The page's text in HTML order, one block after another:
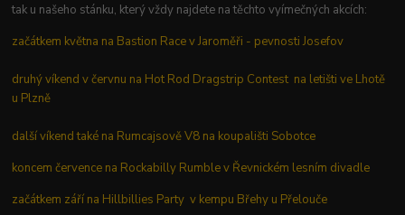
tak u našeho stánku, který vždy najdete na těchto vyímečných akcích:
začátkem května na Bastion Race v Jaroměři - pevnosti Josefov
druhý víkend v červnu na Hot Rod Dragstrip Contest na letišti ve Lhotě
u Plzně
další víkend také na Rumcajsově V8 na koupališti Sobotce
koncem července na Rockabilly Rumble v Řevnickém lesním divadle
začátkem září na Hillbillies Party v kempu Břehy u Přelouče